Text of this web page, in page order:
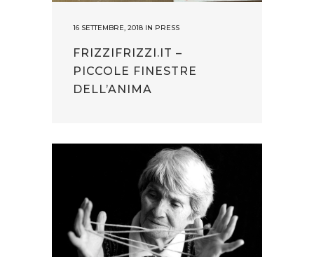
16 SETTEMBRE, 2018 IN PRESS
FRIZZIFRIZZI.IT –
PICCOLE FINESTRE
DELL’ANIMA